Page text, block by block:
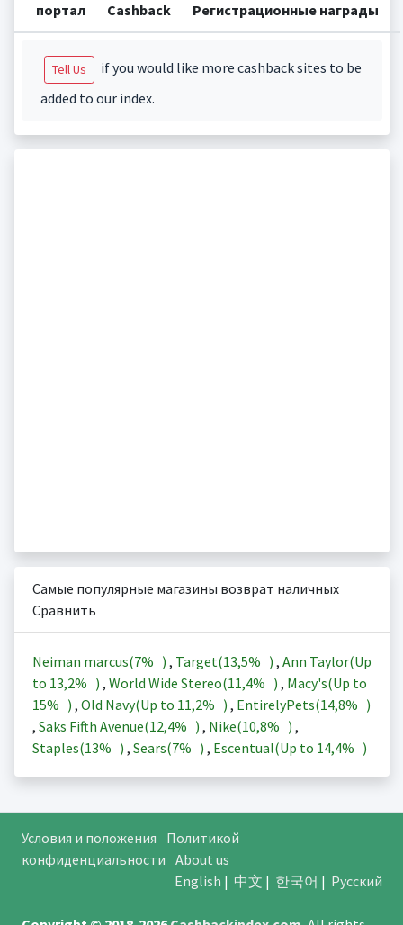
портал Cashback Регистрационные награды
Tell Us
if you would like more cashback sites to be
added to our index.
Самые популярные магазины возврат наличных
Сравнить
Neiman marcus(7% ) , Target(13,5% ) , Ann Taylor(Up
to 13,2% ) , World Wide Stereo(11,4% ) , Macy's(Up to
15% ) , Old Navy(Up to 11,2% ) , EntirelyPets(14,8% )
, Saks Fifth Avenue(12,4% ) , Nike(10,8% ) ,
Staples(13% ) , Sears(7% ) , Escentual(Up to 14,4% )
Условия и положения
Политикой
конфиденциальности About us
English | 中文 | 한국어 | Русский